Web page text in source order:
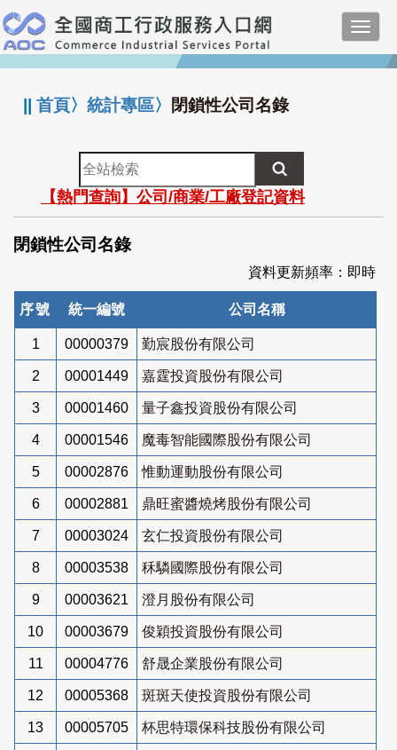
跳
到
主
要
:::
||首頁〉統計專區〉 閉鎖性公司名錄
全
站
檢
索
【熱門查詢】公司/商業/工廠登記資料
閉鎖性公司名錄
資料更新頻率：即時
序號 統一編號 公司名稱
1 00000379 勤宸股份有限公司
2 00001449 嘉霆投資股份有限公司
3 00001460 量子鑫投資股份有限公司
4 00001546 魔毒智能國際股份有限公司
5 00002876 惟動運動股份有限公司
6 00002881 鼎旺蜜醬燒烤股份有限公司
7 00003024 玄仁投資股份有限公司
8 00003538 秝驎國際股份有限公司
9 00003621 澄月股份有限公司
10 00003679 俊穎投資股份有限公司
11 00004776 舒晟企業股份有限公司
12 00005368 斑斑天使投資股份有限公司
13 00005705 杯思特環保科技股份有限公司